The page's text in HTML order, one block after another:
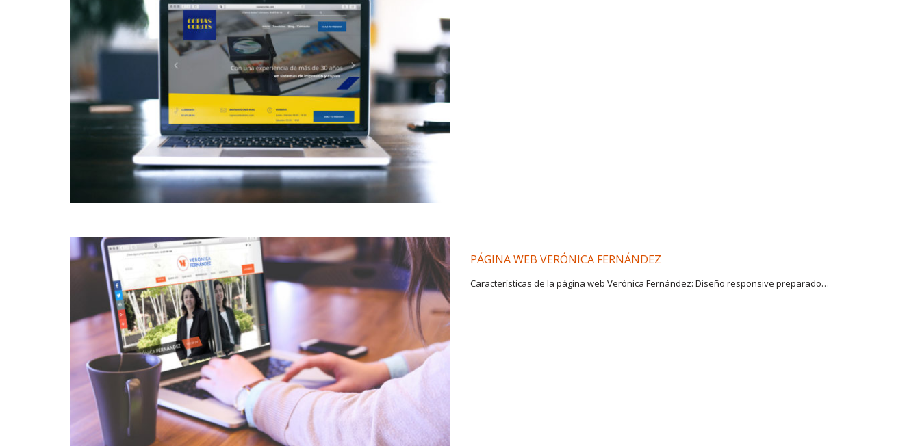
Intranet comerciales
Intranet Diseñadores
Intranet Técnicos
+ INFORMACIÓN
Quienes somos
Política de privacidad
PÁGINA WEB VERÓNICA FERNÁNDEZ
Características de la página web Verónica Fernández: Diseño responsive preparado…